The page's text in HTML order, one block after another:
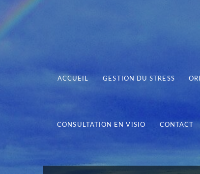
ACCUEIL GESTION DU STRESS
CONSULTATION EN VISIO CONTACT